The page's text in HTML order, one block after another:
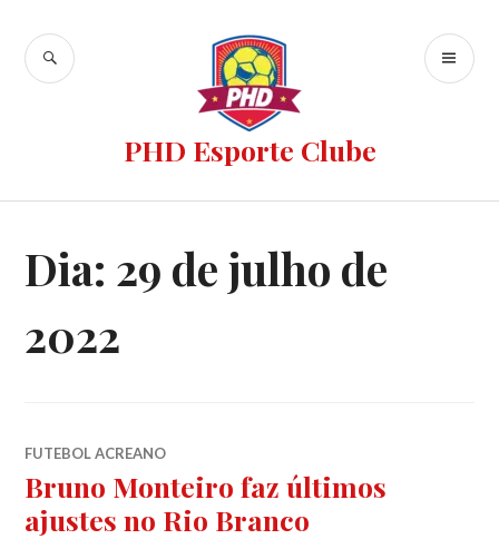
PHD Esporte Clube
Dia: 29 de julho de
2022
FUTEBOL ACREANO
Bruno Monteiro faz últimos
ajustes no Rio Branco